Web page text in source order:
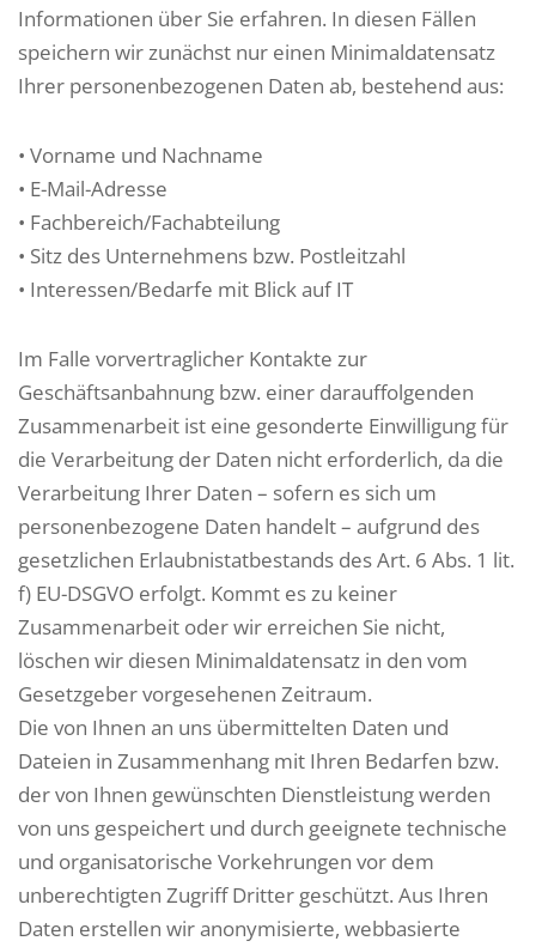
Informationen über Sie erfahren. In diesen Fällen
speichern wir zunächst nur einen Minimaldatensatz
Ihrer personenbezogenen Daten ab, bestehend aus:
• Vorname und Nachname
• E-Mail-Adresse
• Fachbereich/Fachabteilung
• Sitz des Unternehmens bzw. Postleitzahl
• Interessen/Bedarfe mit Blick auf IT
Im Falle vorvertraglicher Kontakte zur
Geschäftsanbahnung bzw. einer darauffolgenden
Zusammenarbeit ist eine gesonderte Einwilligung für
die Verarbeitung der Daten nicht erforderlich, da die
Verarbeitung Ihrer Daten – sofern es sich um
personenbezogene Daten handelt – aufgrund des
gesetzlichen Erlaubnistatbestands des Art. 6 Abs. 1 lit.
f) EU-DSGVO erfolgt. Kommt es zu keiner
Zusammenarbeit oder wir erreichen Sie nicht,
löschen wir diesen Minimaldatensatz in den vom
Gesetzgeber vorgesehenen Zeitraum.
Die von Ihnen an uns übermittelten Daten und
Dateien in Zusammenhang mit Ihren Bedarfen bzw.
der von Ihnen gewünschten Dienstleistung werden
von uns gespeichert und durch geeignete technische
und organisatorische Vorkehrungen vor dem
unberechtigten Zugriff Dritter geschützt. Aus Ihren
Daten erstellen wir anonymisierte, webbasierte